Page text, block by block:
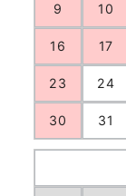
9 10
16 17
23 24
30 31